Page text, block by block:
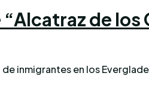
de los
de inmigrantes en los